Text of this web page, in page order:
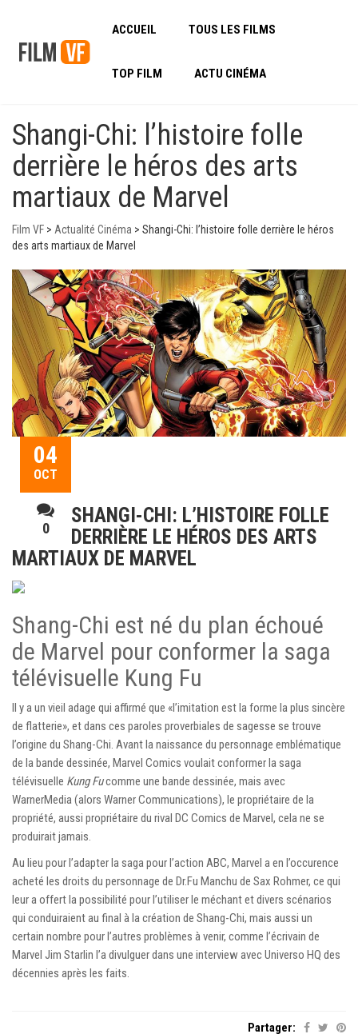
ACCUEIL TOUS LES FILMS
TOP FILM ACTU CINÉMA
Shangi-Chi: l’histoire folle
derrière le héros des arts
martiaux de Marvel
Film VF > Actualité Cinéma > Shangi-Chi: l’histoire folle derrière le héros
des arts martiaux de Marvel
04
OCT
0
SHANGI-CHI: L’HISTOIRE FOLLE
DERRIÈRE LE HÉROS DES ARTS
MARTIAUX DE MARVEL
Shang-Chi est né du plan échoué
de Marvel pour conformer la saga
télévisuelle Kung Fu
Il y a un vieil adage qui affirmé que «l’imitation est la forme la plus sincère
de flatterie», et dans ces paroles proverbiales de sagesse se trouve
l’origine du Shang-Chi. Avant la naissance du personnage emblématique
de la bande dessinée, Marvel Comics voulait conformer la saga
télévisuelle Kung Fucomme une bande dessinée, mais avec
WarnerMedia (alors Warner Communications), le propriétaire de la
propriété, aussi propriétaire du rival DC Comics de Marvel, cela ne se
produirait jamais.
Au lieu pour l’adapter la saga pour l’action ABC, Marvel a en l’occurence
acheté les droits du personnage de Dr.Fu Manchu de Sax Rohmer, ce qui
leur a offert la possibilité pour l’utiliser le méchant et divers scénarios
qui conduiraient au final à la création de Shang-Chi, mais aussi un
certain nombre pour l’autres problèmes à venir, comme l’écrivain de
Marvel Jim Starlin l’a divulguer dans une interview avec Universo HQ des
décennies après les faits.
Partager: